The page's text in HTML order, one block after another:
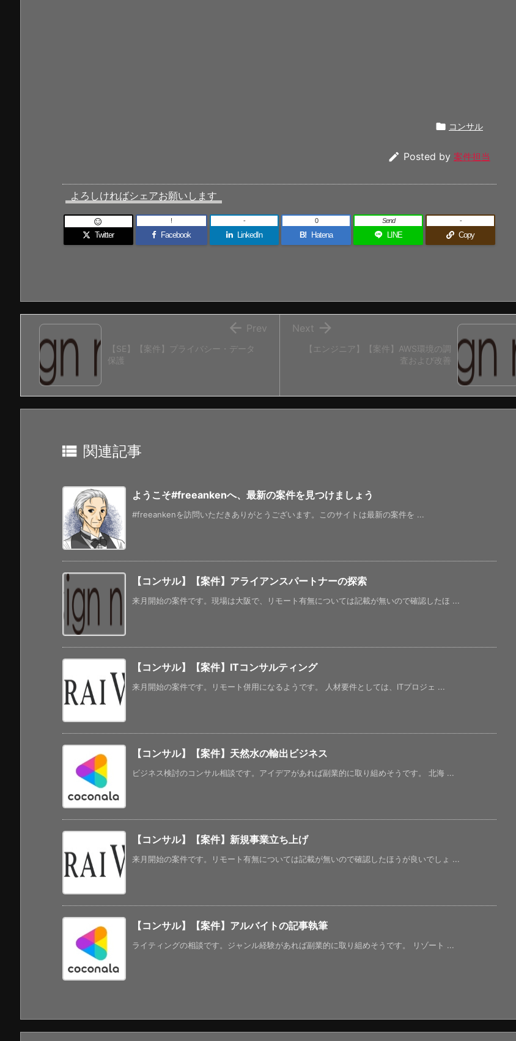
 コンサル
 Posted by 案件担当
よろしければシェアお願いします
Twitter

Facebook
!
LinkedIn
-
B! Hatena
0
LINE
Send
Copy
-
【エンジニア】【案件】AWS環境の調
査および改善

Next
【SE】【案件】プライバシー・データ
保護
 Prev
 関連記事
ようこそ#freeankenへ、最新の案件を見つけましょう
#freeankenを訪問いただきありがとうございます。このサイトは最新の案件を ...
【コンサル】【案件】アライアンスパートナーの探索
来月開始の案件です。現場は大阪で、リモート有無については記載が無いので確認したほ ...
【コンサル】【案件】ITコンサルティング
来月開始の案件です。リモート併用になるようです。 人材要件としては、ITプロジェ ...
【コンサル】【案件】天然水の輸出ビジネス
ビジネス検討のコンサル相談です。アイデアがあれば副業的に取り組めそうです。 北海 ...
【コンサル】【案件】新規事業立ち上げ
来月開始の案件です。リモート有無については記載が無いので確認したほうが良いでしょ ...
【コンサル】【案件】アルバイトの記事執筆
ライティングの相談です。ジャンル経験があれば副業的に取り組めそうです。 リゾート ...